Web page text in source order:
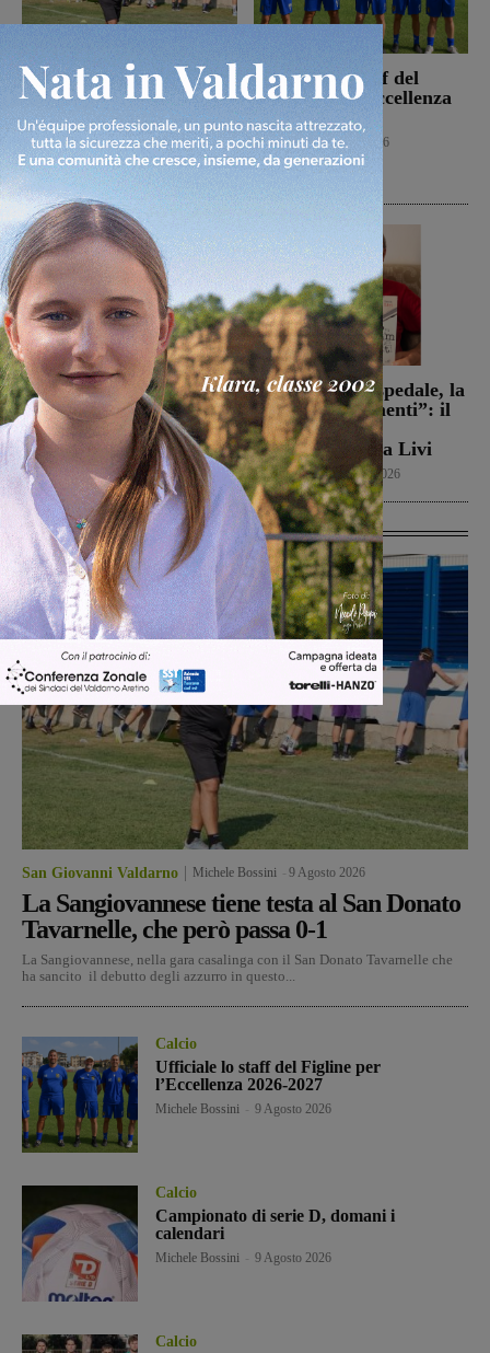
La Sangiovannese tiene
testa al San Donato
Tavarnelle, che però
passa 0-1
San Giovanni Valdarno
9 Agosto 2026
Ufficiale lo staff del
Figline per l’Eccellenza
2026-2027
Calcio 9 Agosto 2026
Campionato di serie D,
domani i calendari
Calcio 9 Agosto 2026
Dal treno all’ospedale, la
vita in “Frammenti”: il
primo libro del
valdarnese Luca Livi
Cultura 9 Agosto 2026
Ultime Calcio
San Giovanni Valdarno Michele Bossini 9 Agosto 2026
La Sangiovannese tiene testa al San Donato
Tavarnelle, che però passa 0-1
La Sangiovannese, nella gara casalinga con il San Donato Tavarnelle che
ha sancito il debutto degli azzurro in questo...
Calcio
Ufficiale lo staff del Figline per
l’Eccellenza 2026-2027
Michele Bossini 9 Agosto 2026
Calcio
Campionato di serie D, domani i
calendari
Michele Bossini 9 Agosto 2026
Calcio